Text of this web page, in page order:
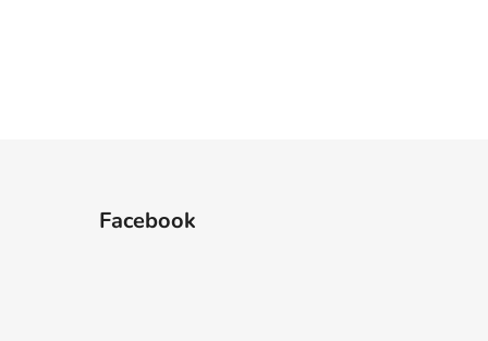
Facebook